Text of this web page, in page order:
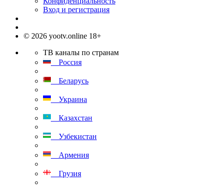
Вход и регистрация
© 2026 yootv.online 18+
ТВ каналы по странам
Россия
Беларусь
Украина
Казахстан
Узбекистан
Армения
Грузия